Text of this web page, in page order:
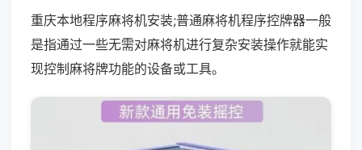
重庆本地程序麻将机安装;普通麻将机程序控牌器一般
是指通过一些无需对麻将机进行复杂安装操作就能实
现控制麻将牌功能的设备或工具。